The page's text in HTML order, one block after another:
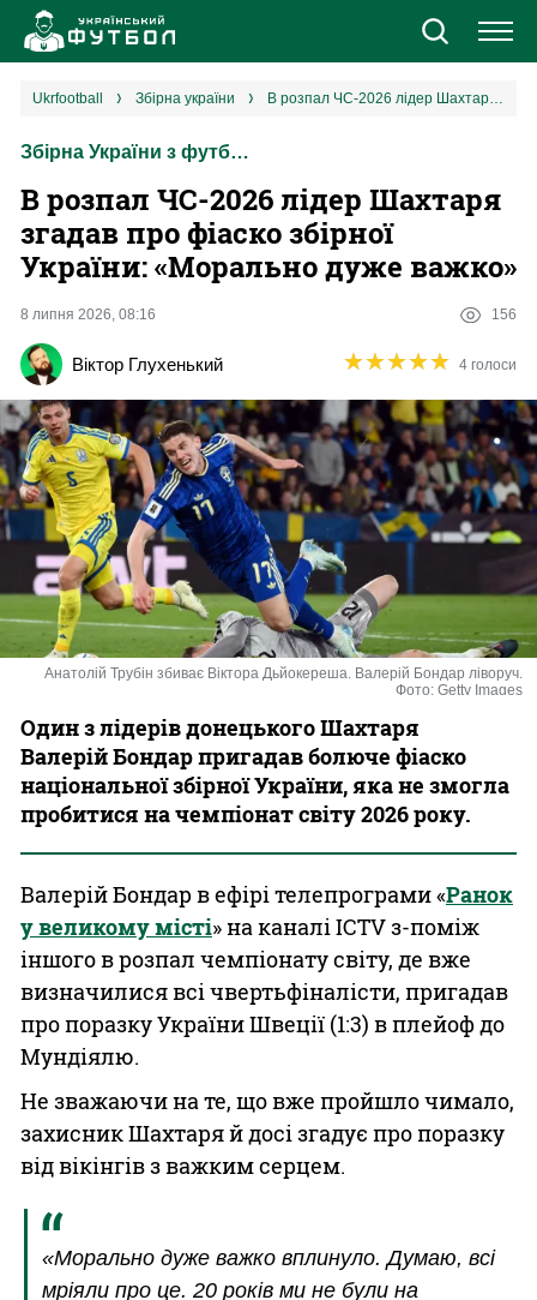
Новини
Збірна
Єврокубки
УПЛ
2 ліга
Різне
Букмекери
Казино
ukrfootball збірна україни В розпал ЧС-2026 лідер Шахтаря згадав про фіаско збірної України: «Морально дуже важко»
Збірна України з футболу
В розпал ЧС-2026 лідер Шахтаря
згадав про фіаско збірної
України: «Морально дуже важко»
8 липня 2026, 08:16 156
Віктор Глухенький ★★★★★
★★★★★ 4 голоси
Анатолій Трубін збиває Віктора Дьйокереша. Валерій Бондар ліворуч.
Фото: Getty Images
Один з лідерів донецького Шахтаря
Валерій Бондар пригадав болюче фіаско
національної збірної України, яка не змогла
пробитися на чемпіонат світу 2026 року.
Валерій Бондар в ефірі телепрограми «Ранок
у великому місті» на каналі ICTV з-поміж
іншого в розпал чемпіонату світу, де вже
визначилися всі чвертьфіналісти, пригадав
про поразку України Швеції (1:3) в плейоф до
Мундіялю.
Не зважаючи на те, що вже пройшло чимало,
захисник Шахтаря й досі згадує про поразку
від вікінгів з важким серцем.
«Морально дуже важко вплинуло. Думаю, всі
мріяли про це. 20 років ми не були на